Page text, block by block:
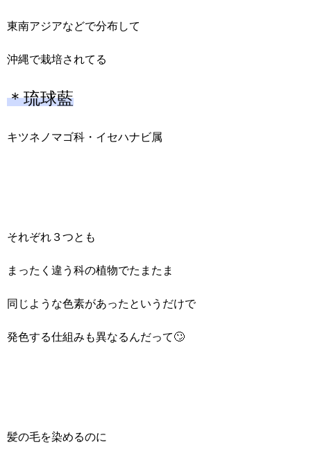
東南アジアなどで分布して
沖縄で栽培されてる
＊琉球藍
キツネノマゴ科・イセハナビ属
それぞれ３つとも
まったく違う科の植物でたまたま
同じような色素があったというだけで
発色する仕組みも異なるんだって🙄
髪の毛を染めるのに